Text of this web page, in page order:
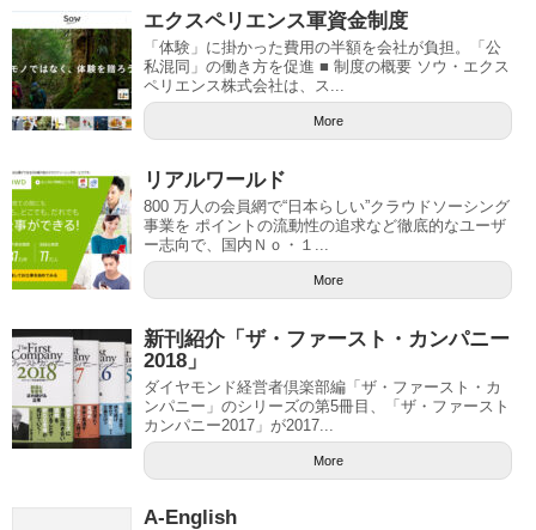
エクスペリエンス軍資金制度
「体験」に掛かった費用の半額を会社が負担。「公
私混同」の働き方を促進 ■ 制度の概要 ソウ・エクス
ペリエンス株式会社は、ス...
More
リアルワールド
800 万人の会員網で“日本らしい”クラウドソーシング
事業を ポイントの流動性の追求など徹底的なユーザ
ー志向で、国内Ｎｏ・１...
More
新刊紹介「ザ・ファースト・カンパニー
2018」
ダイヤモンド経営者倶楽部編「ザ・ファースト・カ
ンパニー」のシリーズの第5冊目、「ザ・ファースト
カンパニー2017」が2017...
More
A-English